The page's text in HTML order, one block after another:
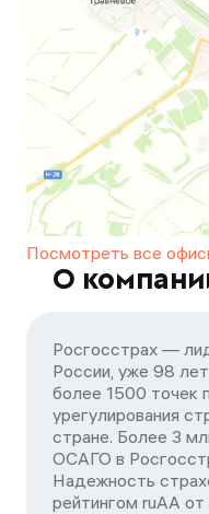
Посмотреть все
О
Росгосстрах —
России, уже 98
более 1500 точек
урегулирования
стране. Более 3
ОСАГО в
Надежность
рейтингом ruАА